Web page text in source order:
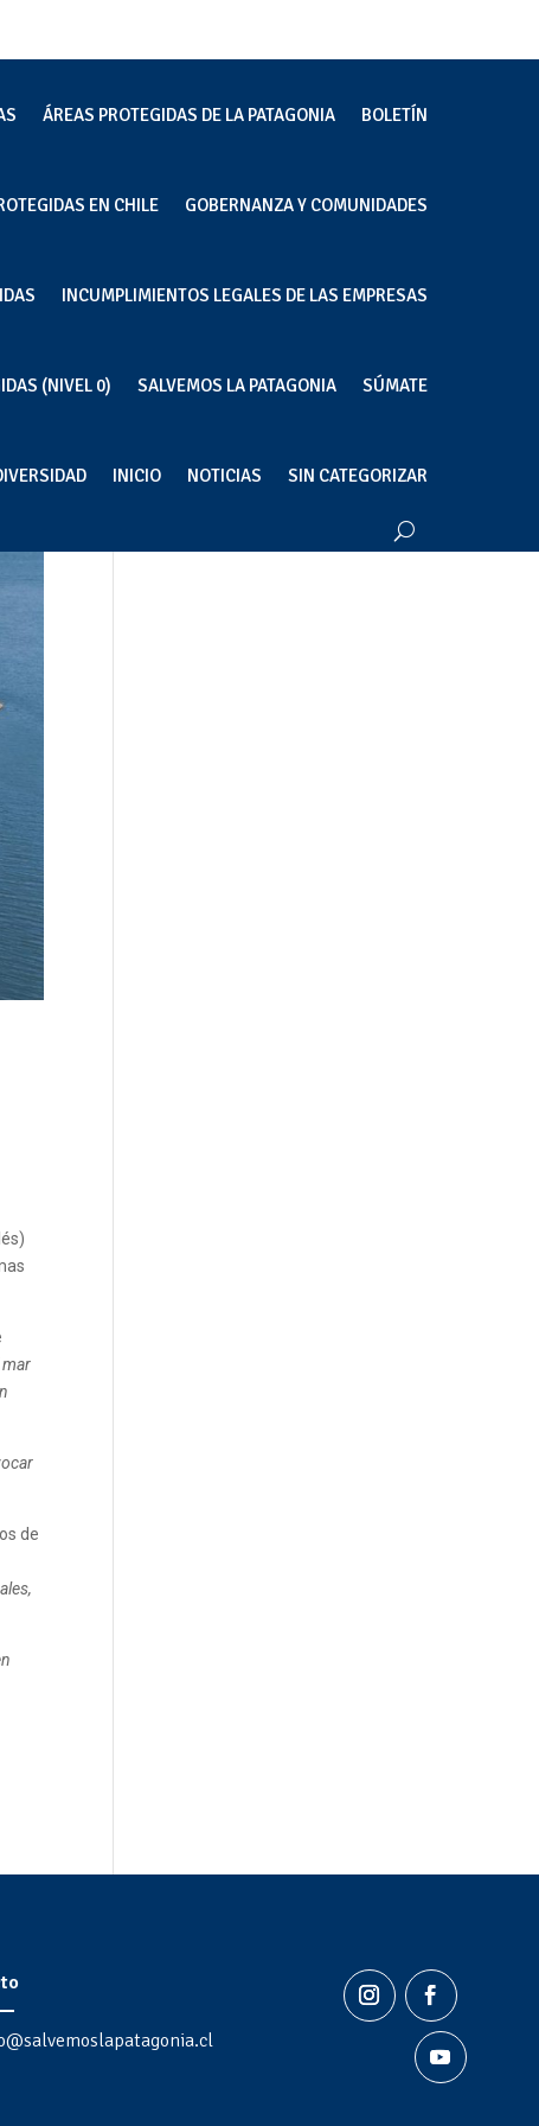
ÁREAS PROTEGIDAS DE LA PATAGONIA BOLETÍN
EN CHILE GOBERNANZA Y COMUNIDADES
INCUMPLIMIENTOS LEGALES DE LAS EMPRESAS
(NIVEL 0) SALVEMOS LA PATAGONIA SÚMATE
INICIO NOTICIAS SIN CATEGORIZAR
mar
de